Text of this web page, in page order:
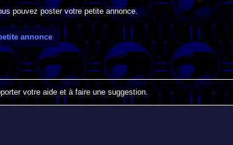
pouvez poster votre petite annonce.
annonce
votre aide et à faire une suggestion.